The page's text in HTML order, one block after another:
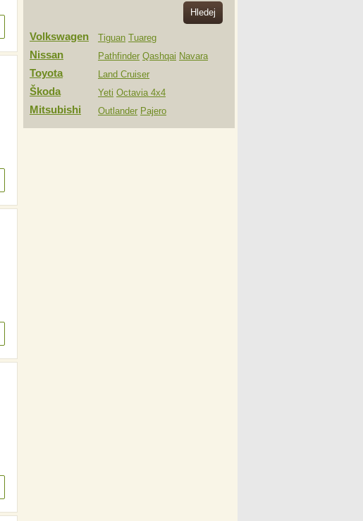
Volkswagen Tiguan Tuareg
Nissan Pathfinder Qashqai Navara
Toyota Land Cruiser
Škoda Yeti Octavia 4x4
Mitsubishi Outlander Pajero